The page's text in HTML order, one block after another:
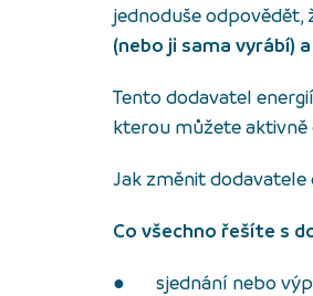
jednoduše odpovědět,
(nebo ji sama vyrábí)
Tento dodavatel energií
kterou můžete
Jak změnit
Co všechno řešíte s
● sjednání nebo